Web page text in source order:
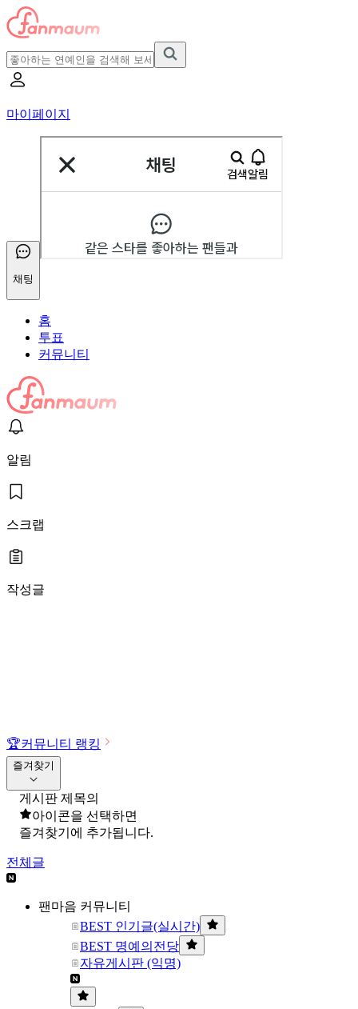
마이페이지
채팅
홈
투표
커뮤니티
알림
스크랩
작성글
🏆커뮤니티 랭킹
즐겨찾기
게시판 제목의
아이콘을 선택하면
즐겨찾기에 추가됩니다.
전체글
팬마음 커뮤니티
BEST 인기글(실시간)
BEST 명예의전당
자유게시판 (익명)